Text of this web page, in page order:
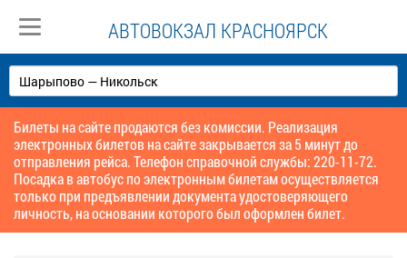
АВТОВОКЗАЛ КРАСНОЯРСК
Билеты на сайте продаются без комиссии. Реализация
электронных билетов на сайте закрывается за 5 минут до
отправления рейса. Телефон справочной службы: 220-11-72.
Посадка в автобус по электронным билетам осуществляется
только при предъявлении документа удостоверяющего
личность, на основании которого был оформлен билет.